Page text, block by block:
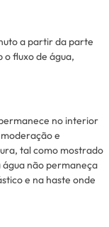
a partir da parte
o fluxo de água,
no interior
e
tal como mostrado
não permaneça
e na haste onde